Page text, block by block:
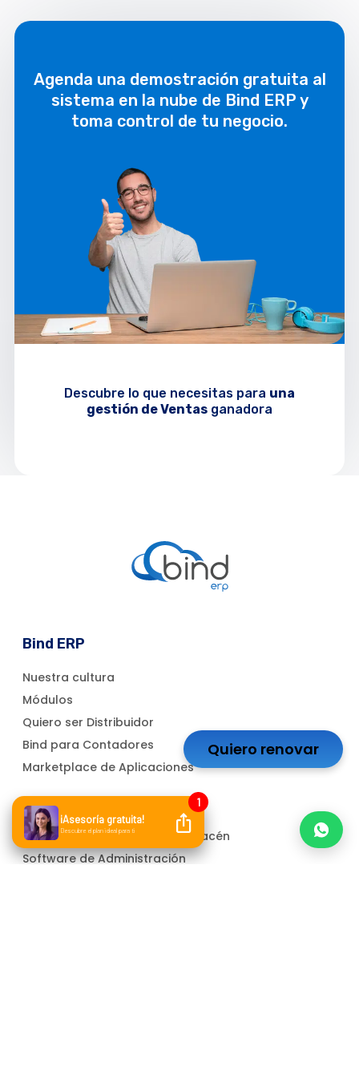
Descubre lo que necesitas para una
gestión deVentas ganadora
Agenda una demostración gratuita al
sistema en la nube de Bind ERP y
toma control de tu negocio.
Bind ERP
Nuestra cultura
Módulos
Quiero ser Distribuidor
Bind para Contadores
Marketplace de Aplicaciones
Soluciones
Software para Control de Almacén
Software de Administración
Quiero renovar